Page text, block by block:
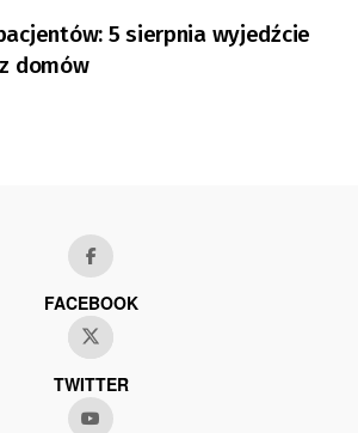
5 sierpnia wyjedźcie
domów
FACEBOOK
TWITTER